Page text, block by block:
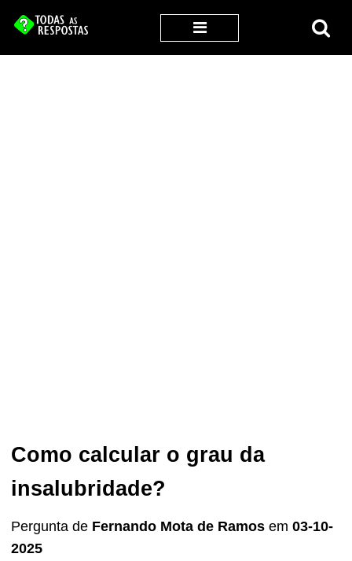
Como calcular o grau da
insalubridade?
Pergunta de Fernando Mota de Ramos em03-10-
2025